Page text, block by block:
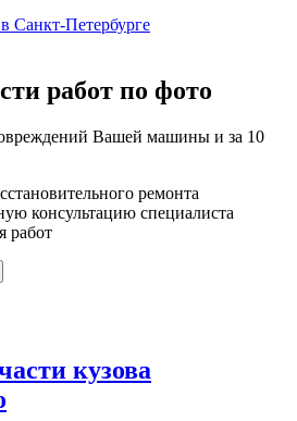
Санкт-Петербурге
работ по фото
Вашей машины и за 10
ремонта
консультацию специалиста
работ
кузова